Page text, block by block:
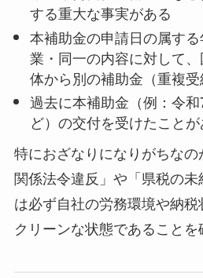
する重大な事実がある
本補助金の申請日の属す
業・同一の内容に対して
体から別の補助金（重複
過去に本補助金（例：令
ど）の交付を受けたことが
特におざなりになりがちな
関係法令違反」や「県税の
は必ず自社の労務環境や納
クリーンな状態であることを